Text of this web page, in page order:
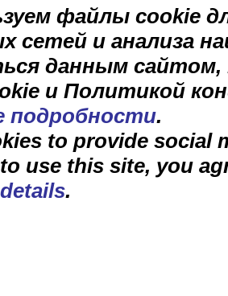
файлы cookie
сетей и анализа
данным
и Политикой
.
to provide social
use this site, you
.